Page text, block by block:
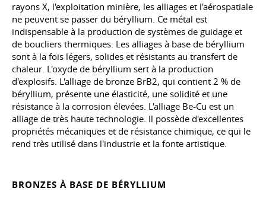
rayons X, l'exploitation minière, les alliages et l'aérospatiale
ne peuvent se passer du béryllium. Ce métal est
indispensable à la production de systèmes de guidage et
de boucliers thermiques. Les alliages à base de béryllium
sont à la fois légers, solides et résistants au transfert de
chaleur. L'oxyde de béryllium sert à la production
d'explosifs. L'alliage de bronze BrB2, qui contient 2 % de
béryllium, présente une élasticité, une solidité et une
résistance à la corrosion élevées. L'alliage Be-Cu est un
alliage de très haute technologie. Il possède d'excellentes
propriétés mécaniques et de résistance chimique, ce qui le
rend très utilisé dans l'industrie et la fonte artistique.
BRONZES À BASE DE BÉRYLLIUM